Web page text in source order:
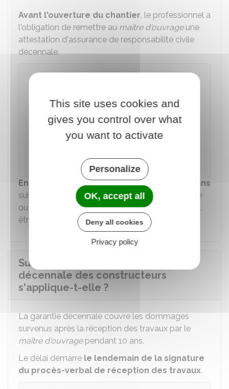
Avant l'ouverture du chantier, le professionnel a
l'obligation de remettre au maitre d'ouvrage une
attestation d'assurance de responsabilité civile
décennale.
individuel)
Accéder au Modèle de document
(Dila) - Premier ministre
En cas de vente d'un logement
10 ans
suivant sa construction, la mention de l'existence
ou de l'absence des assurances obligatoires doit
être annexée au contrat de vente.
Sur quelle période la garantie
décennale des constructeurs
s'applique-t-elle ?
La garantie décennale couvre les dommages
survenus après la réception des travaux par le
maître d'ouvragependant 10 ans.
Le délai démarre le lendemain de la signature
du procès-verbal de réception des travaux.
This site uses cookies and
gives you control over what
you want to activate
Personalize
OK, accept all
Deny all cookies
Privacy policy